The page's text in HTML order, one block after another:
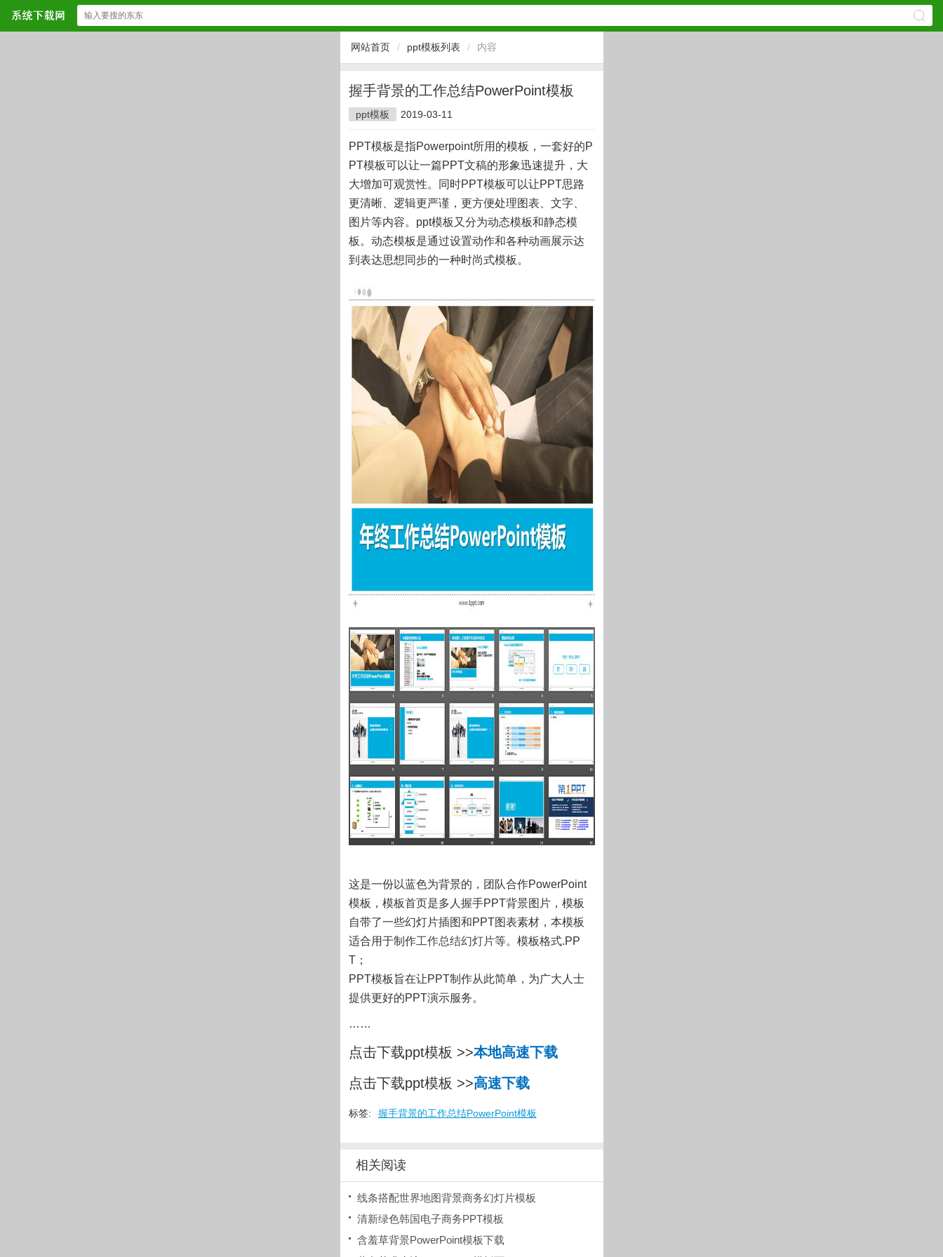
网站首页 / ppt模板列表 / 内容
握手背景的工作总结PowerPoint模板
ppt模板 2019-03-11
PPT模板是指Powerpoint所用的模板，一套好的P
PT模板可以让一篇PPT文稿的形象迅速提升，大
大增加可观赏性。同时PPT模板可以让PPT思路
更清晰、逻辑更严谨，更方便处理图表、文字、
图片等内容。ppt模板又分为动态模板和静态模
板。动态模板是通过设置动作和各种动画展示达
到表达思想同步的一种时尚式模板。
这是一份以蓝色为背景的，团队合作PowerPoint
模板，模板首页是多人握手PPT背景图片，模板
自带了一些幻灯片插图和PPT图表素材，本模板
适合用于制作工作总结幻灯片等。模板格式.PP
T；
PPT模板旨在让PPT制作从此简单，为广大人士
提供更好的PPT演示服务。
……
点击下载ppt模板 >>本地高速下载
点击下载ppt模板 >>高速下载
标签: 握手背景的工作总结PowerPoint模板
相关阅读
线条搭配世界地图背景商务幻灯片模板
清新绿色韩国电子商务PPT模板
含羞草背景PowerPoint模板下载